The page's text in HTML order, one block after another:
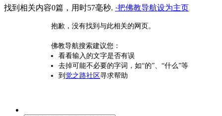
找到相关内容0篇，用时57毫秒. ·把佛教导航设为主页
抱歉，没有找到与此相关的网页。
佛教导航搜索建议您：
看看输入的文字是否有误
去掉可能不必要的字词，如“的”、“什么”等
到 觉之路社区寻求帮助